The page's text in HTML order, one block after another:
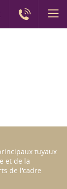
tuyaux
et de la
de l'cadre